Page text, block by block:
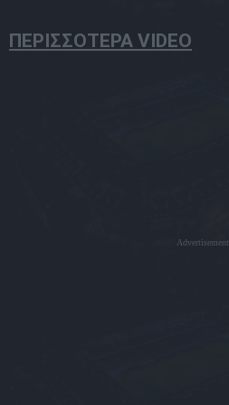
ΠΕΡΙΣΣΟΤΕΡΑ VIDEO
Advertisement